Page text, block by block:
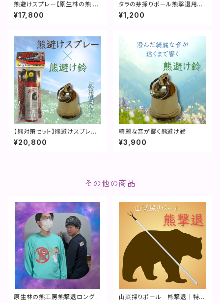
熊避けスプレー【原生林の熊 お
墨付き】
¥17,800
タラの芽採りポール熊撃退用
フック
¥1,200
【熊対策セット】熊避けスプレー
×熊避け鈴
¥20,800
綺麗な音が響く熊避け鈴
¥3,900
その他の商品
原生林の熊工房熊撃退ロングテ
山菜採りポール 熊撃退｜特許